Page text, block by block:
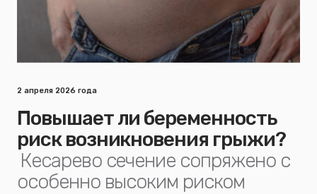
2 апреля 2026 года
Повышает ли беременность
риск возникновения грыжи?
Кесарево сечение сопряжено с
особенно высоким риском